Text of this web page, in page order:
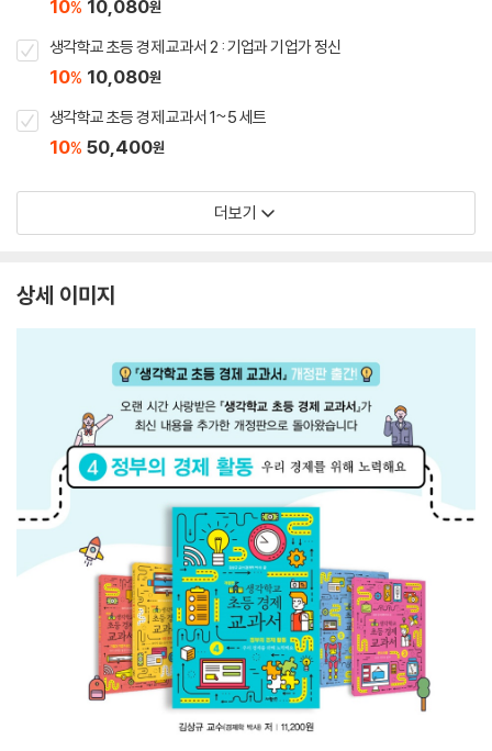
10% 10,080원
생각학교 초등 경제 교과서 2 : 기업과 기업가 정신
10% 10,080원
생각학교 초등 경제 교과서 1~5 세트
10% 50,400원
더보기
상세 이미지